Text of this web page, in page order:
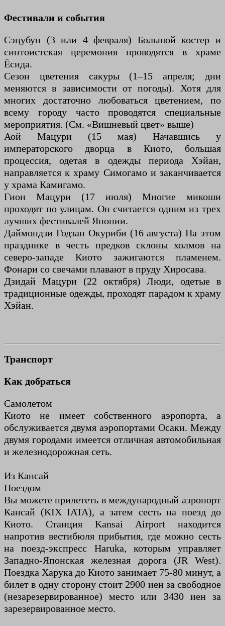
Фестивали и события
Сэцубун (3 или 4 февраля) Большой костер и
синтоистская церемония проводятся в храме
Ёсида.
Сезон цветения сакуры (1–15 апреля; дни
меняются в зависимости от погоды). Хотя для
многих достаточно любоваться цветением, по
всему городу часто проводятся специальные
мероприятия. (См. «Вишневый цвет» выше)
Аой Мацури (15 мая) Начавшись у
императорского дворца в Киото, большая
процессия, одетая в одежды периода Хэйан,
направляется к храму Симогамо и заканчивается
у храма Камигамо.
Гион Мацури (17 июля) Многие микоши
проходят по улицам. Он считается одним из трех
лучших фестивалей Японии.
Даймондзи Годзан Окуриби (16 августа) На этом
празднике в честь предков склоны холмов на
северо-западе Киото зажигаются пламенем.
Фонари со свечами плавают в пруду Хиросава.
Дзидай Мацури (22 октября) Люди, одетые в
традиционные одежды, проходят парадом к храму
Хэйан.
Транспорт
Как добраться
Самолетом
Киото не имеет собственного аэропорта, а
обслуживается двумя аэропортами Осаки. Между
двумя городами имеется отличная автомобильная
и железнодорожная сеть.
Из Кансай
Поездом
Вы можете прилететь в международный аэропорт
Кансай (KIX IATA), а затем сесть на поезд до
Киото. Станция Kansai Airport находится
напротив вестибюля прибытия, где можно сесть
на поезд-экспресс Haruka, которым управляет
Западно-Японская железная дорога (JR West).
Поездка Харука до Киото занимает 75-80 минут, а
билет в одну сторону стоит 2900 иен за свободное
(незарезервированное) место или 3430 иен за
зарезервированное место.